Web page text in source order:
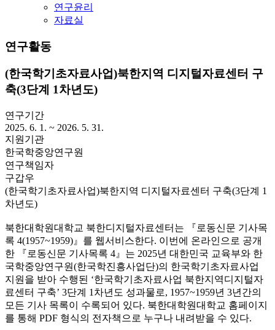
연구윤리
자료실
연구활동
(한국학기초자료사업)북한지역 디지털자료센터 구
축(3단계 1차년도)
연구기간
2025. 6. 1. ~ 2026. 5. 31.
지원기관
한국학중앙연구원
연구책임자
구갑우
(한국학기초자료사업)북한지역 디지털자료센터 구축(3단계 1
차년도)
북한대학원대학교 북한디지털자료센터는 『로동신문 기사목
록 4(1957~1959)』를 웹서비스한다. 이번에 온라인으로 공개
한 『로동신문 기사목록 4』는 2025년 대한민국 교육부와 한
국학중앙연구원(한국학진흥사업단)의 한국학기초자료사업
지원을 받아 수행된 ‘한국학기초자료사업 북한지역디지털자
료센터 구축’ 3단계 1차년도 성과물로, 1957~1959년 3년간의
모든 기사 목록이 수록되어 있다. 북한대학원대학교 홈페이지
를 통해 PDF 형식의 전자책으로 누구나 내려받을 수 있다.